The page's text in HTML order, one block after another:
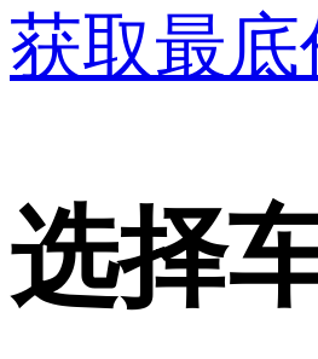
获取最底
选择